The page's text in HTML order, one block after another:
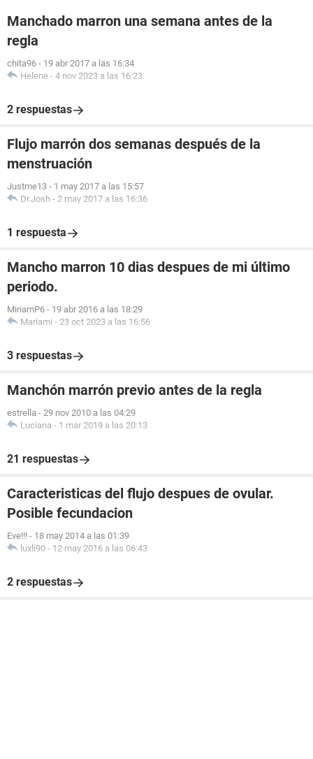
Manchado marron una semana antes de la
regla
chita96 - 19 abr 2017 a las 16:34
Helene - 4 nov 2023 a las 16:23
2 respuestas
Flujo marrón dos semanas después de la
menstruación
Justme13 - 1 may 2017 a las 15:57
Dr.Josh - 2 may 2017 a las 16:36
1 respuesta
Mancho marron 10 dias despues de mi último
periodo.
MiriamP6 - 19 abr 2016 a las 18:29
Mariami - 23 oct 2023 a las 16:56
3 respuestas
Manchón marrón previo antes de la regla
estrella - 29 nov 2010 a las 04:29
Luciana - 1 mar 2019 a las 20:13
21 respuestas
Caracteristicas del flujo despues de ovular.
Posible fecundacion
Eve!!! - 18 may 2014 a las 01:39
luxli90 - 12 may 2016 a las 06:43
2 respuestas